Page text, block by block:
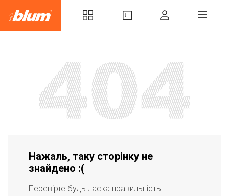
Нажаль, таку сторінку не
знайдено :(
Перевірте будь ласка правильність